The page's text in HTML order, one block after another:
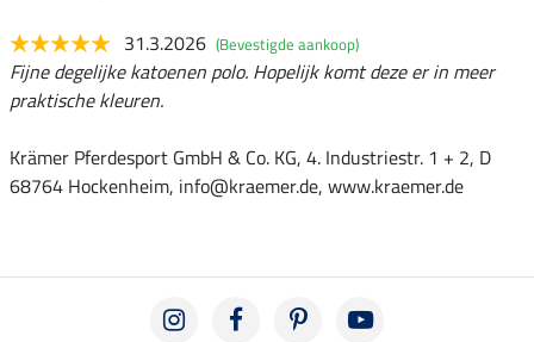
31.3.2026 (Bevestigde aankoop)
Fijne degelijke katoenen polo. Hopelijk komt deze er in meer
praktische kleuren.
Krämer Pferdesport GmbH & Co. KG, 4. Industriestr. 1 + 2, D
68764 Hockenheim, info@kraemer.de, www.kraemer.de